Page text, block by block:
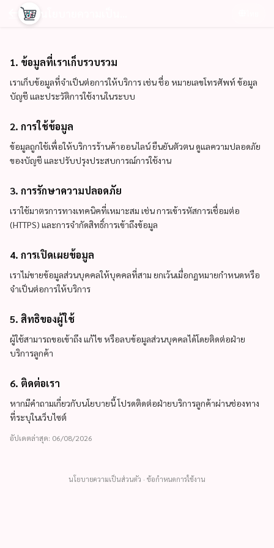
1. ข้อมูลที่เราเก็บรวบรวม
เราเก็บข้อมูลที่จำเป็นต่อการให้บริการ เช่น ชื่อ หมายเลขโทรศัพท์ ข้อมูล
บัญชี และประวัติการใช้งานในระบบ
2. การใช้ข้อมูล
ข้อมูลถูกใช้เพื่อให้บริการร้านค้าออนไลน์ ยืนยันตัวตน ดูแลความปลอดภัย
ของบัญชี และปรับปรุงประสบการณ์การใช้งาน
3. การรักษาความปลอดภัย
เราใช้มาตรการทางเทคนิคที่เหมาะสม เช่น การเข้ารหัสการเชื่อมต่อ
(HTTPS) และการจำกัดสิทธิ์การเข้าถึงข้อมูล
4. การเปิดเผยข้อมูล
เราไม่ขายข้อมูลส่วนบุคคลให้บุคคลที่สาม ยกเว้นเมื่อกฎหมายกำหนดหรือ
จำเป็นต่อการให้บริการ
5. สิทธิของผู้ใช้
ผู้ใช้สามารถขอเข้าถึง แก้ไข หรือลบข้อมูลส่วนบุคคลได้โดยติดต่อฝ่าย
บริการลูกค้า
6. ติดต่อเรา
หากมีคำถามเกี่ยวกับนโยบายนี้ โปรดติดต่อฝ่ายบริการลูกค้าผ่านช่องทาง
ที่ระบุในเว็บไซต์
อัปเดตล่าสุด: 06/08/2026
นโยบายความเป็นส่วนตัว · ข้อกำหนดการใช้งาน